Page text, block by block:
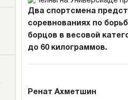
Два спортсмена
соревнованиях по
борцов в весовой
до 60 килограммов.
Ренат Ахметшин